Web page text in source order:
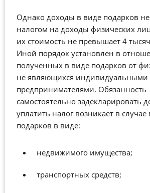
Однако доходы в виде подарков не
налогом на доходы физических
их стоимость не превышает 4
Иной порядок установлен в
полученных в виде подарков от
не являющихся индивидуальными
предпринимателями. Обязанность
самостоятельно задекларировать
уплатить налог возникает в
подарков в виде:
недвижимого имущества;
транспортных средств;